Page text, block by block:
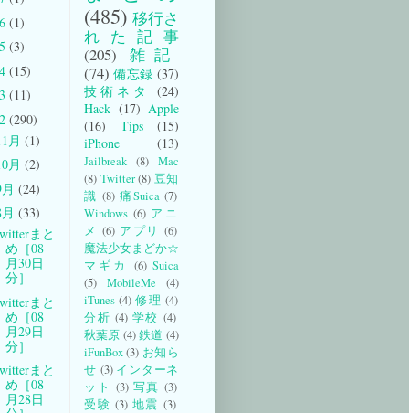
(1)
(3)
(15)
(11)
(290)
月 (1)
月 (2)
(24)
(33)
まと
め［08
月30日
分］
まと
め［08
月29日
分］
まと
め［08
月28日
(485) 移行さ
れた記事
(205)
雑記
(74) 備忘録 (37)
技術ネタ
(24)
Hack (17) Apple
(16)
Tips
(15)
iPhone
(13)
Jailbreak (8) Mac
(8) Twitter (8) 豆知
識 (8) 痛Suica (7)
Windows (6) アニ
メ (6) アプリ (6)
魔法少女まどか☆
マギカ
(6) Suica
(5)
MobileMe
(4)
iTunes (4) 修理 (4)
分析 (4) 学校 (4)
秋葉原 (4)鉄道 (4)
iFunBox (3) お知ら
せ (3) インターネ
ット (3) 写真 (3)
受験 (3) 地震 (3)